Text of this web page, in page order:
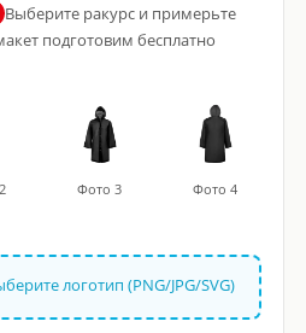
Выберите ракурс и примерьте
подготовим бесплатно
Фото 3 Фото 4
логотип (PNG/JPG/SVG)